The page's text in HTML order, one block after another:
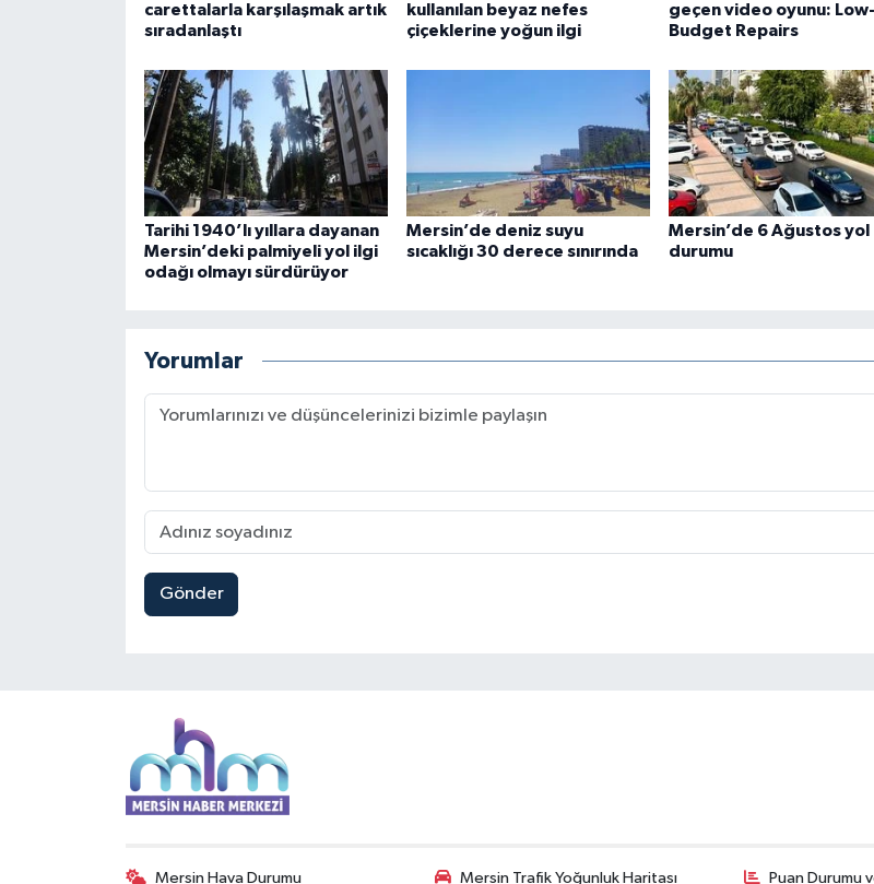
carettalarla karşılaşmak artık
sıradanlaştı
kullanılan beyaz nefes
çiçeklerine yoğun ilgi
geçen video oyunu: Low-
Budget Repairs
Tarihi 1940’lı yıllara dayanan
Mersin’deki palmiyeli yol ilgi
odağı olmayı sürdürüyor
Mersin’de deniz suyu
sıcaklığı 30 derece sınırında
Mersin’de 6 Ağustos yol
durumu
Yorumlar
Gönder
Mersin Hava Durumu Mersin Trafik Yoğunluk Haritası Puan Durumu